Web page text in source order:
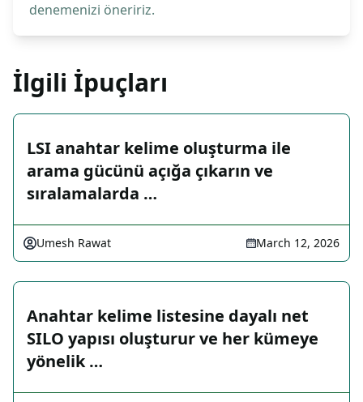
denemenizi öneririz.
İlgili İpuçları
LSI anahtar kelime oluşturma ile
arama gücünü açığa çıkarın ve
sıralamalarda …
Umesh Rawat March 12, 2026
Anahtar kelime listesine dayalı net
SILO yapısı oluşturur ve her kümeye
yönelik …